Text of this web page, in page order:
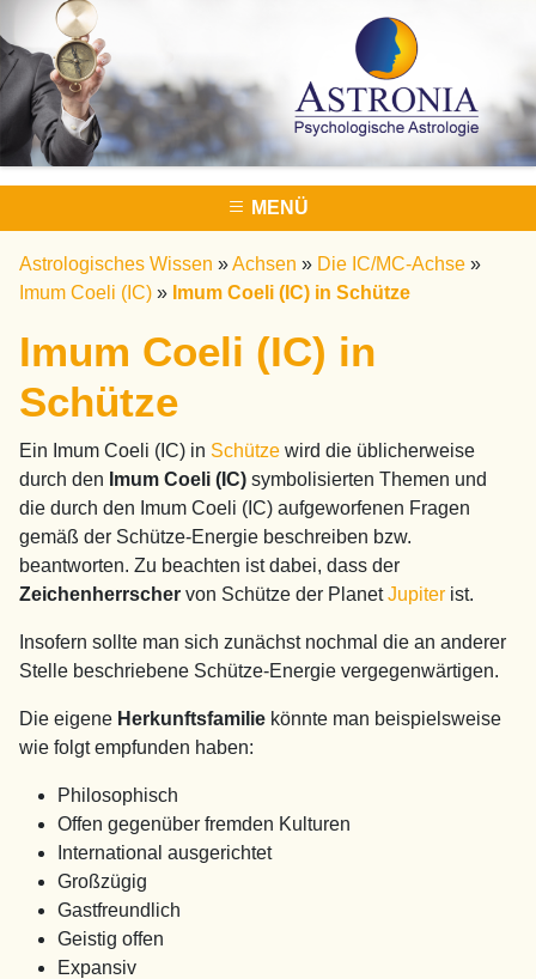
MENÜ
Astrologisches Wissen »Achsen » Die IC/MC-Achse »
Imum Coeli (IC) » Imum Coeli (IC) in Schütze
Imum Coeli (IC) in
Schütze
Ein Imum Coeli (IC) in Schütze wird die üblicherweise
durch den Imum Coeli (IC) symbolisierten Themen und
die durch den Imum Coeli (IC) aufgeworfenen Fragen
gemäß der Schütze-Energie beschreiben bzw.
beantworten. Zu beachten ist dabei, dass der
Zeichenherrscher von Schütze der PlanetJupiter ist.
Insofern sollte man sich zunächst nochmal die an anderer
Stelle beschriebene Schütze-Energie vergegenwärtigen.
Die eigene Herkunftsfamilie könnte man beispielsweise
wie folgt empfunden haben:
Philosophisch
Offen gegenüber fremden Kulturen
International ausgerichtet
Großzügig
Gastfreundlich
Geistig offen
Expansiv